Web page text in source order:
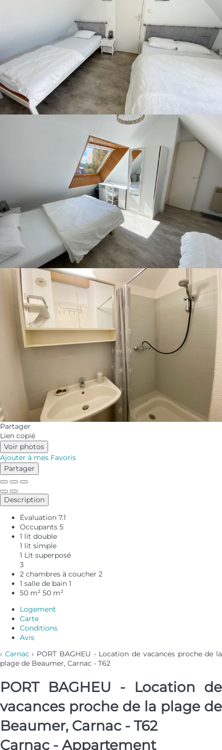
Partager
Lien copié
Voir photos
Ajouter à mes Favoris
Partager
Description
Évaluation 7.1
Occupants 5
1 lit double
1 lit simple
1 Lit superposé
3
2 chambres à coucher 2
1 salle de bain 1
50 m² 50 m²
Logement
Carte
Conditions
Avis
› Carnac› PORT BAGHEU - Location de vacances proche de la
plage de Beaumer, Carnac - T62
PORT BAGHEU - Location de
vacances proche de la plage de
Beaumer, Carnac - T62
Carnac - Appartement